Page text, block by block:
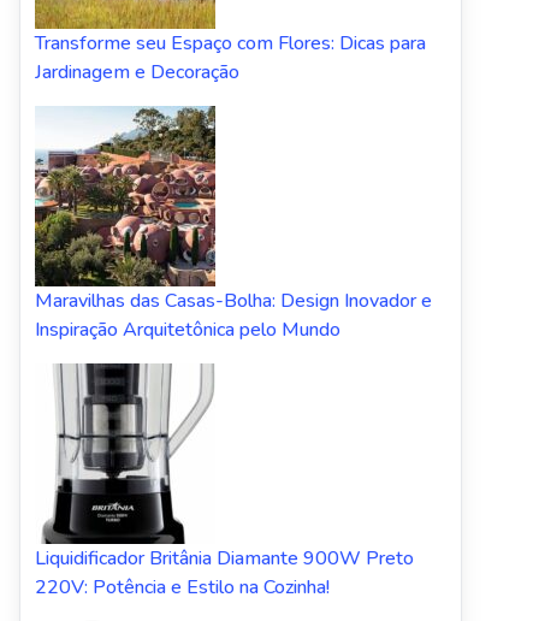
Transforme seu Espaço com Flores: Dicas para
Jardinagem e Decoração
Maravilhas das Casas-Bolha: Design Inovador e
Inspiração Arquitetônica pelo Mundo
Liquidificador Britânia Diamante 900W Preto
220V: Potência e Estilo na Cozinha!